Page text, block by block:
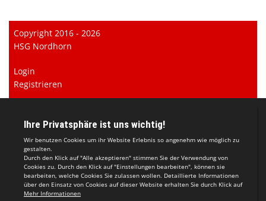
Copyright 2016 - 2026
HSG Nordhorn
Login
Registrieren
Datenschutzerklärung
Teamsports 2
Dein Sportverein online